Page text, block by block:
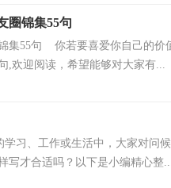
圈锦集55句
集55句 你若要喜爱你自己的价
,欢迎阅读，希望能够对大家有...
习、工作或生活中，大家对问
写才合适吗？以下是小编精心整